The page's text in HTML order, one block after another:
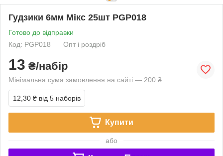
Гудзики 6мм Мікс 25шт PGP018
Готово до відправки
Код: PGP018
Опт і роздріб
13 ₴/набір
Мінімальна сума замовлення на сайті — 200 ₴
12,30 ₴ від 5 наборів
Купити
або